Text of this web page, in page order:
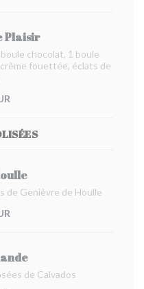
Plaisir
chocolat, 1 boule
fouettée, éclats de
de Genièvre de Houlle
de Calvados